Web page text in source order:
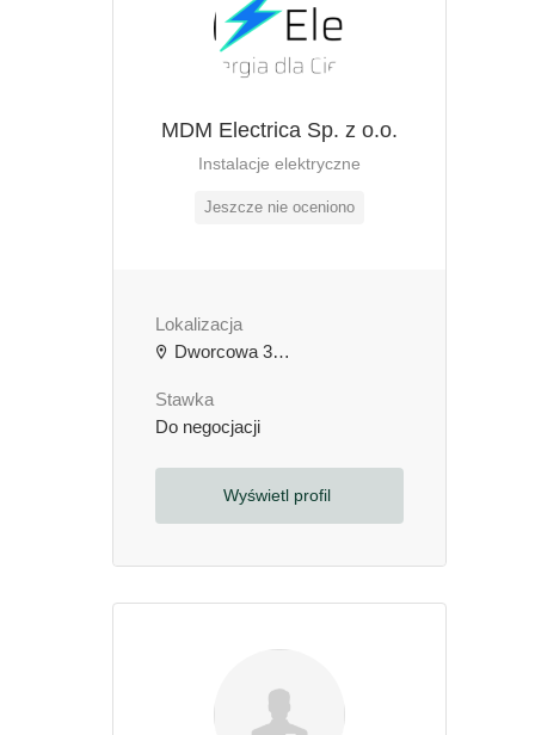
MDM Electrica Sp. z o.o.
Instalacje elektryczne
Jeszcze nie oceniono
Lokalizacja
Dworcowa 3b, 64-000 Kościan, Polska
Stawka
Do negocjacji
Wyświetl profil